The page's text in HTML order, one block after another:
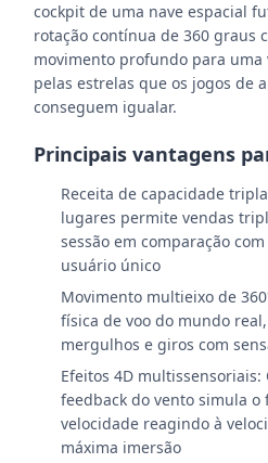
cockpit de uma nave espacial
rotação contínua de 360 ​​graus
movimento profundo para uma
pelas estrelas que os jogos de
conseguem igualar.
Principais vantagens
Receita de capacidade
lugares permite vendas
sessão em comparação
usuário único
Movimento multieixo de
física de voo do mundo
mergulhos e giros com
Efeitos 4D
feedback do vento simula o
velocidade reagindo à
máxima imersão